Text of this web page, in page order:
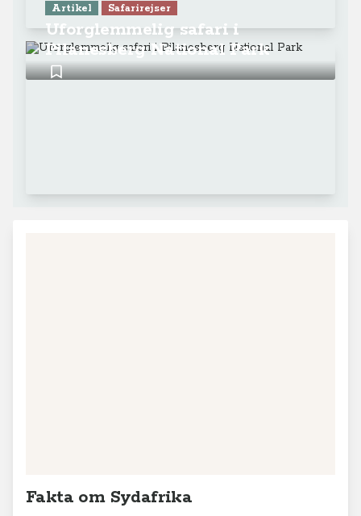
Artikel Safarirejser
Uforglemmelig safari i
Pilanesberg National Park
Fakta om Sydafrika